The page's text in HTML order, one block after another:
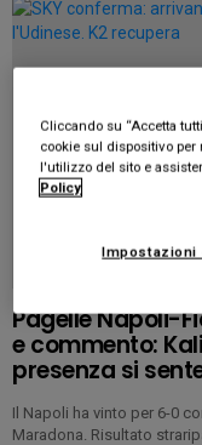
Pagelle Napoli-
e commento:
presenza si
Il Napoli ha vinto per 6-0
Maradona. Risultato
Cliccando su “Accetta
cookie sul dispositivo
l'utilizzo del sito e
Policy
Impostazioni